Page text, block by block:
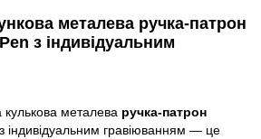
металева ручка-патрон
з індивідуальним
кулькова металева ручка-патрон
з індивідуальним гравіюванням — це